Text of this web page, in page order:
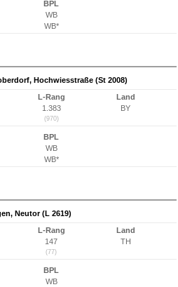
BPL
WB
WB*
Hochwiesstraße (St 2008)
L-Rang
1.383
(970)
Land
BY
BPL
WB
WB*
Neutor (L 2619)
L-Rang
147
(77)
Land
TH
BPL
WB